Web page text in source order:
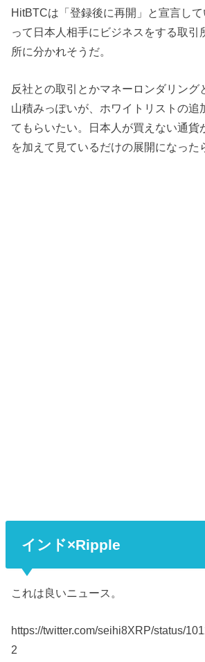
HitBTCは「登録後に再開」と宣言し
って日本人相手にビジネスをする取引
所に分かれそうだ。
反社との取引とかマネーロンダリング
山積みっぽいが、ホワイトリストの追
てもらいたい。日本人が買えない通貨
を加えて見ているだけの展開になった
インド×Ripple
これは良いニュース。
https://twitter.com/seihi8XRP/status/
2